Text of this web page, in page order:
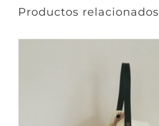
Productos relacionados